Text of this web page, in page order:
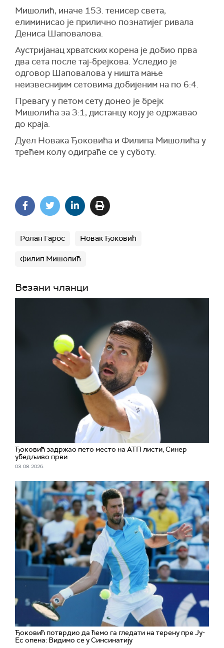
Мишолић, иначе 153. тенисер света,
елиминисао је прилично познатијег ривала
Дениса Шаповалова.
Аустријанац хрватских корена је добио прва
два сета после тај-брејкова. Уследио је
одговор Шаповалова у ништа мање
неизвеснијим сетовима добијеним на по 6:4.
Превагу у петом сету донео је брејк
Мишолића за 3:1, дистанцу коју је одржавао
до краја.
Дуел Новака Ђоковића и Филипа Мишолића у
трећем колу одиграће се у суботу.
Ролан Гарос Новак Ђоковић
Филип Мишолић
Везани чланци
Ђоковић задржао пето место на АТП листи, Синер
убедљиво први
03. 08. 2026.
Ђоковић потврдио да ћемо га гледати на терену пре Ју-
Ес опена: Видимо се у Синсинатију